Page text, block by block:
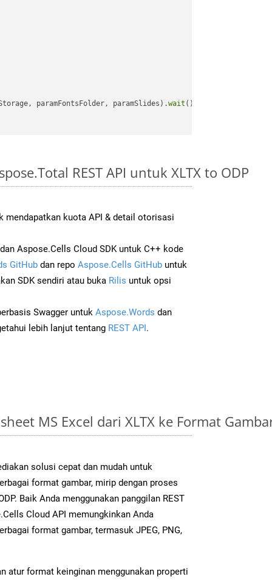
paramFontsFolder, paramSlides).wait ();
REST API untuk XLTX to ODP
mendapatkan kuota API & detail otorisasi
Aspose.Cells Cloud SDK untuk C++ kode
GitHub dan repo Aspose.Cells GitHub untuk
SDK sendiri atau buka Rilis untuk opsi
Swagger untuk Aspose.Words dan
lebih lanjut tentang REST API.
MS Excel dari XLTX ke Format
solusi cepat dan mudah untuk
format gambar, mirip dengan proses
Baik Anda menggunakan panggilan REST
Cloud API memungkinkan Anda
format gambar, termasuk JPEG, PNG,
atur format keinginan menggunakan properti